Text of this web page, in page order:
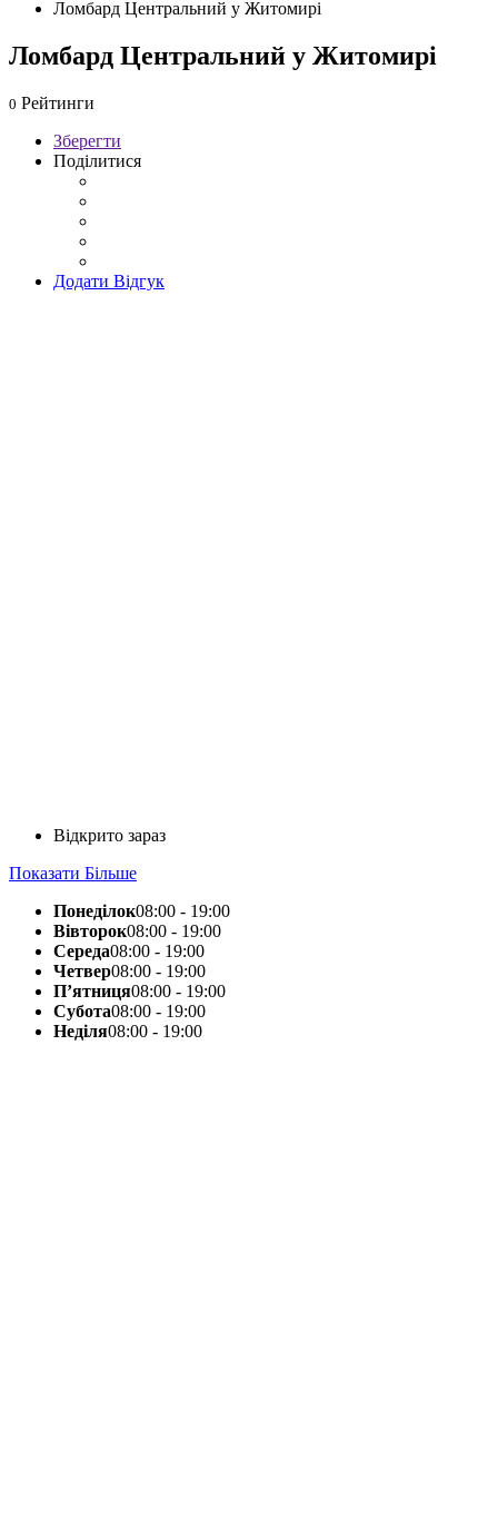
Ломбард Центральний у Житомирі
Ломбард Центральний у Житомирі
0 Рейтинги
Зберегти
Поділитися
Додати Відгук
Відкрито зараз
Показати Більше
Понеділок08:00 - 19:00
Вівторок08:00 - 19:00
Середа08:00 - 19:00
Четвер08:00 - 19:00
П’ятниця08:00 - 19:00
Субота08:00 - 19:00
Неділя08:00 - 19:00